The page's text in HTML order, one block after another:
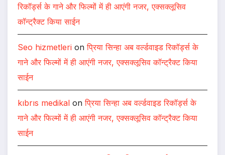
रिकॉर्ड्स के गाने और फिल्मों में ही आएंगी नजर, एक्सक्लूसिव
कॉन्ट्रैक्ट किया साईन
Seo hizmetleri onप्रिया सिन्हा अब वर्ल्डवाइड रिकॉर्ड्स के
गाने और फिल्मों में ही आएंगी नजर, एक्सक्लूसिव कॉन्ट्रैक्ट किया
साईन
kıbrıs medikal onप्रिया सिन्हा अब वर्ल्डवाइड रिकॉर्ड्स के
गाने और फिल्मों में ही आएंगी नजर, एक्सक्लूसिव कॉन्ट्रैक्ट किया
साईन